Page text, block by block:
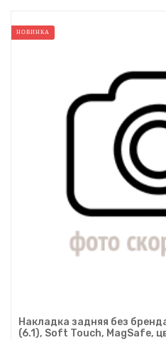
НОВИНКА
Накладка задняя без
(6.1), Soft Touch, MagSafe,